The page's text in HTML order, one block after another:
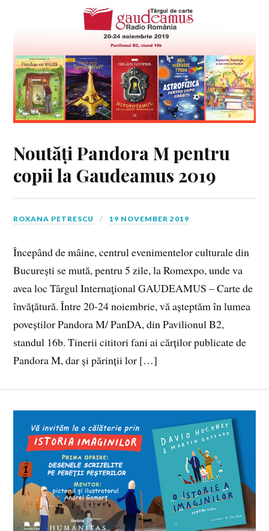
Noutăți Pandora M pentru
copii la Gaudeamus 2019
ROXANA PETRESCU 19 NOVEMBER 2019
Începând de mâine, centrul evenimentelor culturale din
București se mută, pentru 5 zile, la Romexpo, unde va
avea loc Târgul Internaţional GAUDEAMUS – Carte de
învățătură. Între 20-24 noiembrie, vă așteptăm în lumea
poveștilor Pandora M/ PanDA, din Pavilionul B2,
standul 16b. Tinerii cititori fani ai cărților publicate de
Pandora M, dar și părinții lor […]